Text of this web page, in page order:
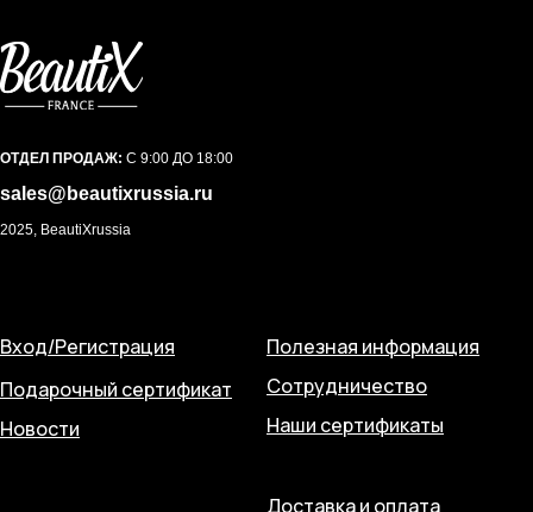
ОТДЕЛ ПРОДАЖ: С 9:00 ДО 18:00
sales@beautixrussia.ru
2025, BeautiXrussia
Вход/Регистрация
Подарочный сертификат
Новости
Полезная информация
Сотрудничество
Наши сертификаты
Доставка и оплата